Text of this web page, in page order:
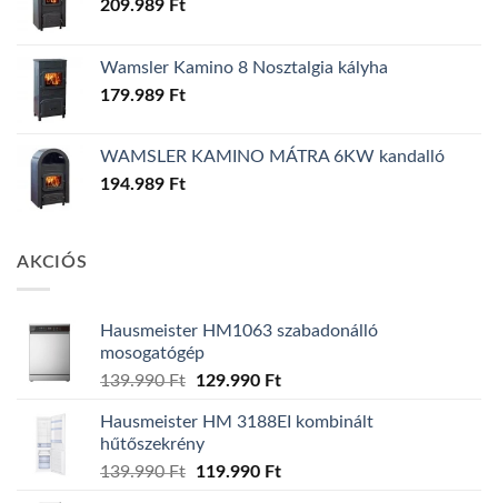
209.989 Ft
Wamsler Kamino 8 Nosztalgia kályha
179.989 Ft
WAMSLER KAMINO MÁTRA 6KW kandalló
194.989 Ft
AKCIÓS
Hausmeister HM1063 szabadonálló
mosogatógép
139.990Ft
Original
was:
139.990 Ft.
129.990 FtCurrent
is:
Hausmeister HM 3188EI kombinált
hűtőszekrény
139.990Ft
Original
119.990 FtCurrent